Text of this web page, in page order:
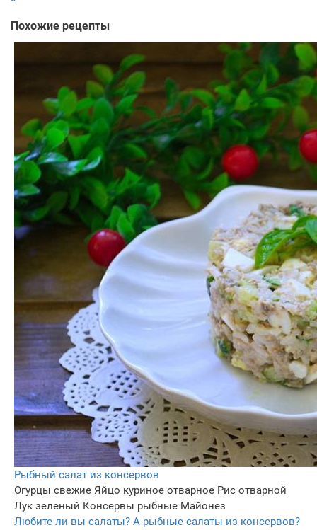
Похожие рецепты
Рыбный салат из консервов
Огурцы свежие Яйцо куриное отварное Рис отварной
Лук зеленый Консервы рыбные Майонез
Любите ли вы салаты? А рыбные салаты из консервов?